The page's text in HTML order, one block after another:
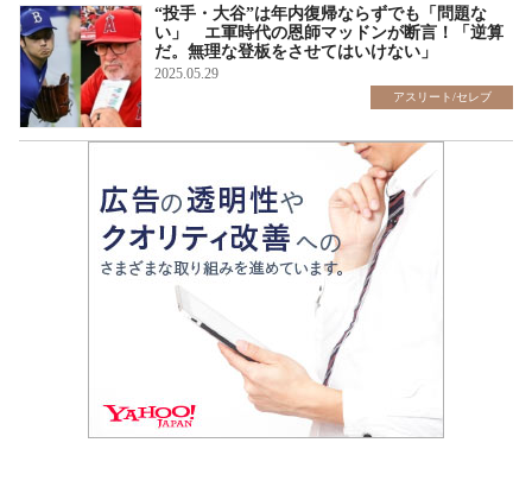
“投手・大谷”は年内復帰ならずでも「問題な
い」 エ軍時代の恩師マッドンが断言！「逆算
だ。無理な登板をさせてはいけない」
2025.05.29
アスリート/セレブ